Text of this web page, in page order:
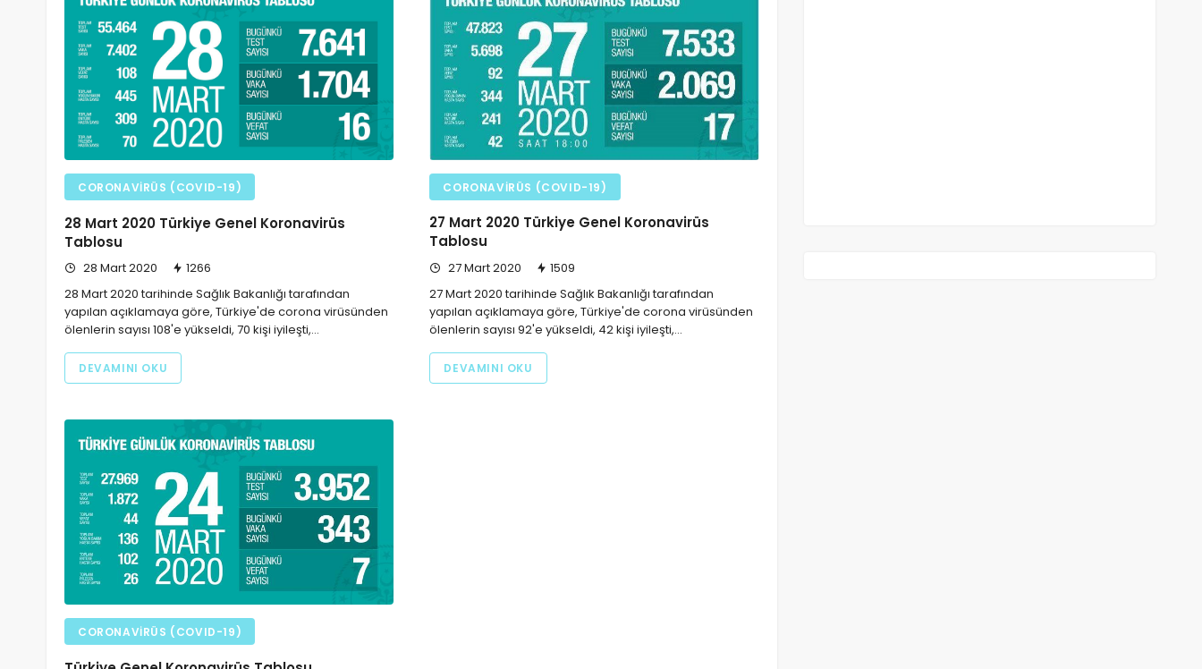
CORONAVIRÜS (COVID-19)
28 Mart 2020 Türkiye Genel Koronavirüs
Tablosu
28 Mart 2020
1266
28 Mart 2020 tarihinde Sağlık Bakanlığı tarafından
yapılan açıklamaya göre, Türkiye'de corona virüsünden
ölenlerin sayısı 108'e yükseldi, 70 kişi iyileşti,…
DEVAMINI OKU
CORONAVIRÜS (COVID-19)
27 Mart 2020 Türkiye Genel Koronavirüs
Tablosu
27 Mart 2020
1509
27 Mart 2020 tarihinde Sağlık Bakanlığı tarafından
yapılan açıklamaya göre, Türkiye'de corona virüsünden
ölenlerin sayısı 92'e yükseldi, 42 kişi iyileşti,…
DEVAMINI OKU
CORONAVIRÜS (COVID-19)